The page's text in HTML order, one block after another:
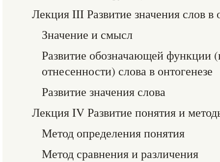
Лекция III Развитие значения слов в
Значение и смысл
Развитие обозначающей функции
отнесенности) слова в онтогенезе
Развитие значения слова
Лекция IV Развитие понятия и
Метод определения понятия
Метод сравнения и различения